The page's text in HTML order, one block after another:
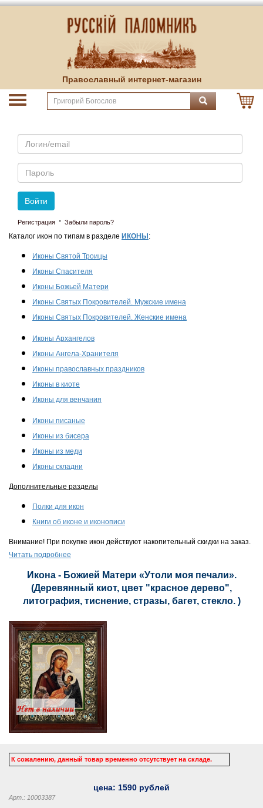
Православный интернет-магазин
Email
Пароль
Войти
Регистрация · Забыли пароль?
Каталог икон по типам в разделе ИКОНЫ :
Иконы Святой Троицы
Иконы Спасителя
Иконы Божьей Матери
Иконы Святых Покровителей. Мужские имена
Иконы Святых Покровителей. Женские имена
Иконы Архангелов
Иконы Ангела-Хранителя
Иконы православных праздников
Иконы в киоте
Иконы для венчания
Иконы писаные
Иконы из бисера
Иконы из меди
Иконы складни
Дополнительные разделы
Полки для икон
Книги об иконе и иконописи
Внимание! При покупке икон действуют накопительный скидки на заказ.
Читать подробнее
Икона - Божией Матери «Утоли моя печали».
(Деревянный киот, цвет "красное дерево",
литография, тиснение, стразы, багет, стекло. )
К сожалению, данный товар временно отсутствует на складе.
цена: 1590 рублей
Арт.: 10003387